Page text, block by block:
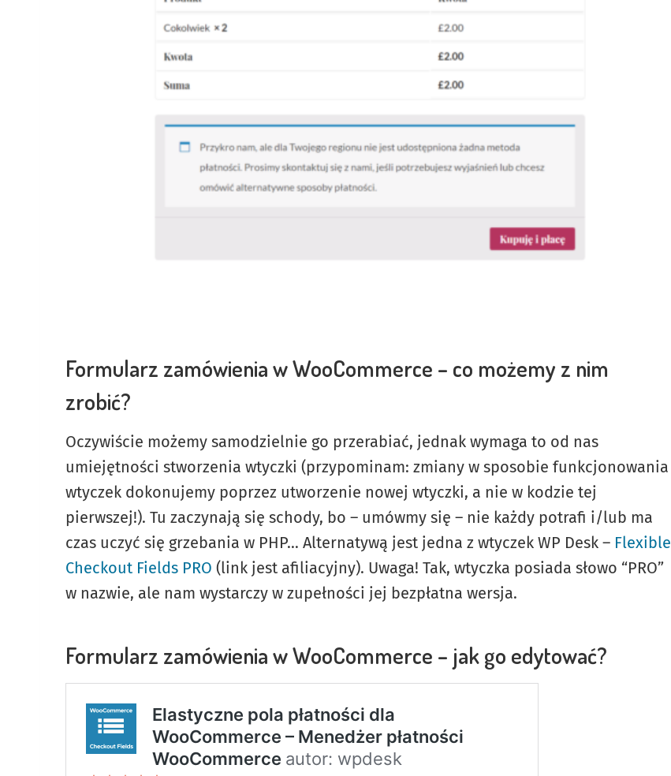
Formularz zamówienia w WooCommerce – co możemy z nim
zrobić?
Oczywiście możemy samodzielnie go przerabiać, jednak wymaga to od nas
umiejętności stworzenia wtyczki (przypominam: zmiany w sposobie funkcjonowania
wtyczek dokonujemy poprzez utworzenie nowej wtyczki, a nie w kodzie tej
pierwszej!). Tu zaczynają się schody, bo – umówmy się – nie każdy potrafi i/lub ma
czas uczyć się grzebania w PHP… Alternatywą jest jedna z wtyczek WP Desk – Flexible
Checkout Fields PRO (link jest afiliacyjny). Uwaga! Tak, wtyczka posiada słowo “PRO”
w nazwie, ale nam wystarczy w zupełności jej bezpłatna wersja.
Formularz zamówienia w WooCommerce – jak go edytować?